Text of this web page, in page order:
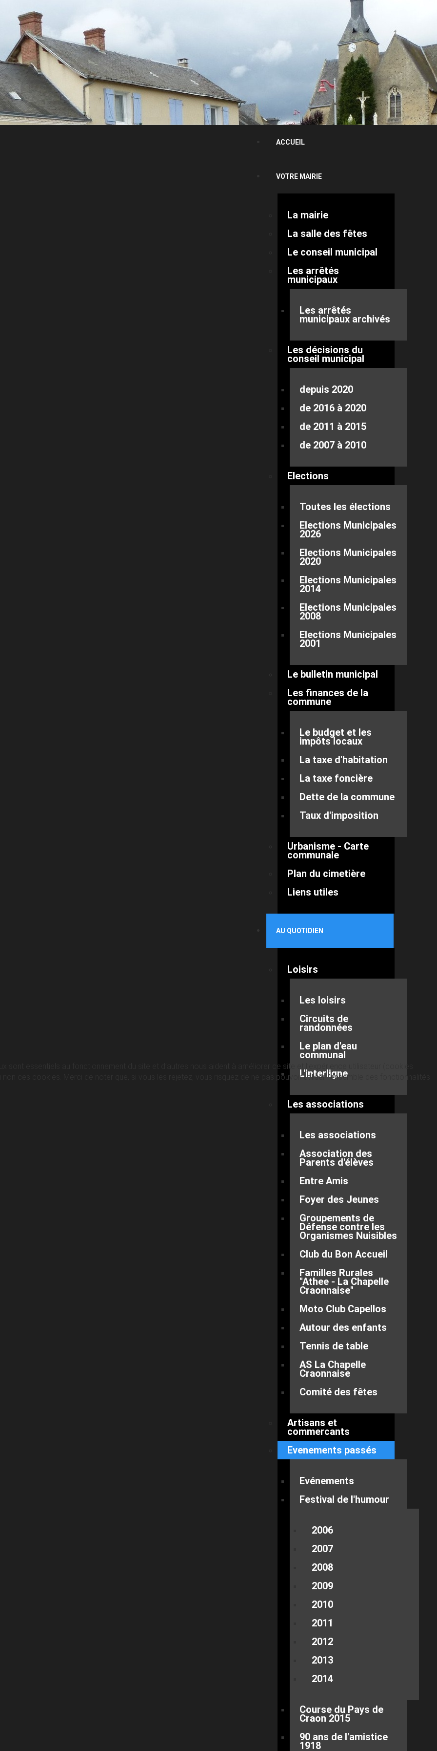
ACCUEIL
VOTRE MAIRIE
La mairie
La salle des fêtes
Le conseil municipal
Les arrêtés
municipaux
Les arrêtés
municipaux archivés
Les décisions du
conseil municipal
depuis 2020
de 2016 à 2020
de 2011 à 2015
de 2007 à 2010
Elections
Toutes les élections
Elections Municipales
2026
Elections Municipales
2020
Elections Municipales
2014
Elections Municipales
2008
Elections Municipales
2001
Le bulletin municipal
Les finances de la
commune
Le budget et les
impôts locaux
La taxe d'habitation
La taxe foncière
Dette de la commune
Taux d'imposition
Urbanisme - Carte
communale
Plan du cimetière
Liens utiles
AU QUOTIDIEN
Loisirs
Les loisirs
Circuits de
randonnées
Le plan d'eau
communal
L'interligne
Les associations
Les associations
Association des
Parents d'élèves
Entre Amis
Foyer des Jeunes
Groupements de
Défense contre les
Organismes Nuisibles
Club du Bon Accueil
Familles Rurales
"Athee - La Chapelle
Craonnaise"
Moto Club Capellos
Autour des enfants
Tennis de table
AS La Chapelle
Craonnaise
Comité des fêtes
Artisans et
commercants
Evenements passés
Evénements
Festival de l'humour
2006
2007
2008
2009
2010
2011
2012
2013
2014
Course du Pays de
Craon 2015
90 ans de l'amistice
1918
sont essentiels au fonctionnement du site et d’autres nous aident à améliorer ce site et l’expérience utilisateur (cookies
ces cookies. Merci de noter que, si vous les rejetez, vous risquez de ne pas pouvoir utiliser l’ensemble des fonctionnalités